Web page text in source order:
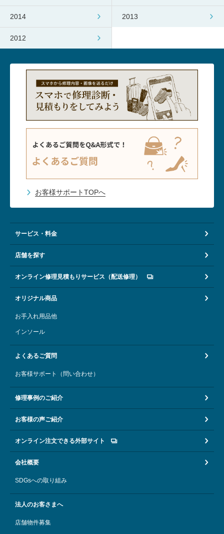
2014 2013
2012
お客様サポートTOPへ
サービス・料金
店舗を探す
オンライン修理見積もりサービス（配送修理）
オリジナル商品
お手入れ用品他
インソール
よくあるご質問
お客様サポート（問い合わせ）
修理事例のご紹介
お客様の声ご紹介
オンライン注文できる外部サイト
会社概要
SDGsへの取り組み
法人のお客さまへ
店舗物件募集